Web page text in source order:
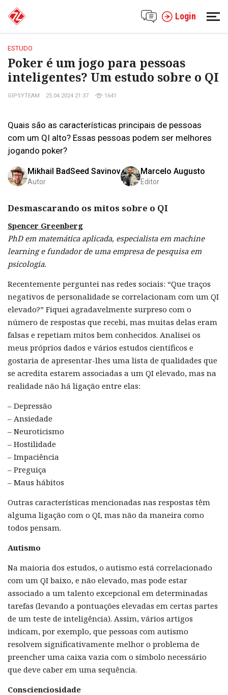
Login
ESTUDO
Poker é um jogo para pessoas
inteligentes? Um estudo sobre o QI
GIPSYTEAM 25.04.2024 21:37 1641
Quais são as características principais de pessoas
com um QI alto? Essas pessoas podem ser melhores
jogando poker?
Mikhail BadSeed Savinov
Autor
Marcelo Augusto
Editor
Desmascarando os mitos sobre o QI
Spencer Greenberg
PhD em matemática aplicada, especialista em machine
learning e fundador de uma empresa de pesquisa em
psicologia.
Recentemente perguntei nas redes sociais: “Que traços
negativos de personalidade se correlacionam com um QI
elevado?” Fiquei agradavelmente surpreso com o
número de respostas que recebi, mas muitas delas eram
falsas e repetiam mitos bem conhecidos. Analisei os
meus próprios dados e vários estudos científicos e
gostaria de apresentar-lhes uma lista de qualidades que
se acredita estarem associadas a um QI elevado, mas na
realidade não há ligação entre elas:
– Depressão
– Ansiedade
– Neuroticismo
– Hostilidade
– Impaciência
– Preguiça
– Maus hábitos
Outras características mencionadas nas respostas têm
alguma ligação com o QI, mas não da maneira como
todos pensam.
Autismo
Na maioria dos estudos, o autismo está correlacionado
com um QI baixo, e não elevado, mas pode estar
associado a um talento excepcional em determinadas
tarefas (levando a pontuações elevadas em certas partes
de um teste de inteligência). Assim, vários artigos
indicam, por exemplo, que pessoas com autismo
resolvem significativamente melhor o problema de
preencher uma caixa vazia com o símbolo necessário
que deve caber em uma sequência.
Conscienciosidade